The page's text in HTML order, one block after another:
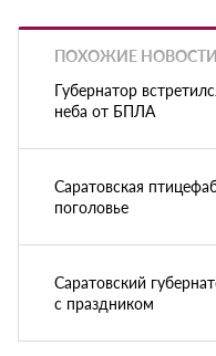
ПОХОЖИЕ НОВОСТИ
Губернатор
неба от БПЛА
Саратовская
поголовье
Саратовский
с праздником